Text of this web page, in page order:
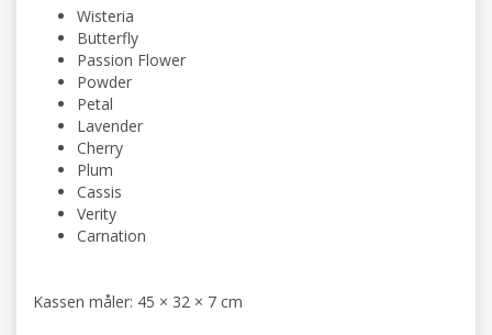
Wisteria
Butterfly
Passion Flower
Powder
Petal
Lavender
Cherry
Plum
Cassis
Verity
Carnation
Kassen måler: 45 × 32 × 7 cm